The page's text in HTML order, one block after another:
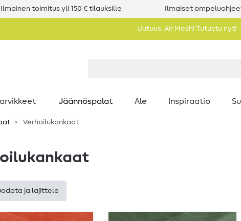
Ilmainen toimitus yli 150 € tilauksille Ilmaiset
Uutuus: Air Mesh! Tutustu nyt!
Jäännöspalat Ale Inspiraatio
Verhoilukankaat
ja lajittele